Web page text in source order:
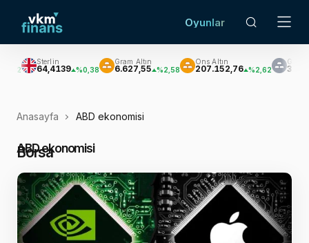
Oyunlar
Gram Altın
6.627,55 %2,58
Ons Altın
207.152,76 %2,62
Gümüş
3.033,47 %3,60
Brent
Anasayfa ABD ekonomisi
ABD ekonomisi
Borsa